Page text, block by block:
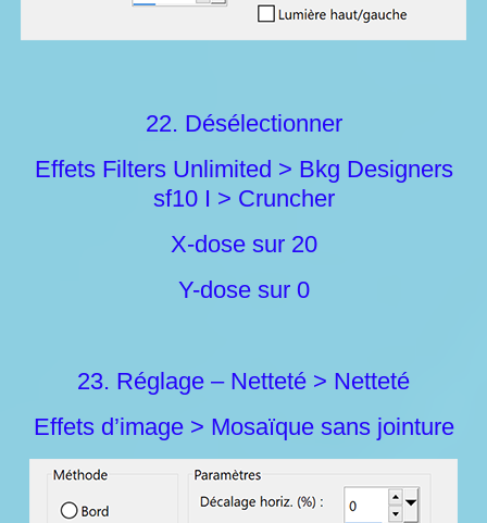
22. Désélectionner
Effets Filters Unlimited > Bkg Designers
sf10 I > Cruncher
X-dose sur 20
Y-dose sur 0
23. Réglage – Netteté > Netteté
Effets d’image > Mosaïque sans jointure